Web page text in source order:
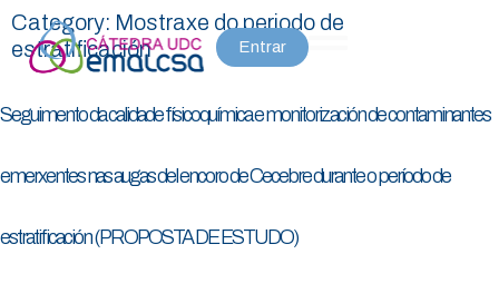
Entrar
Category: Mostraxe do periodo de
estratificación
Seguimento da calidade físicoquímica e monitorización de contaminantes
emerxentes nas augas del encoro de Cecebre durante o período de
estratificación (PROPOSTA DE ESTUDO)